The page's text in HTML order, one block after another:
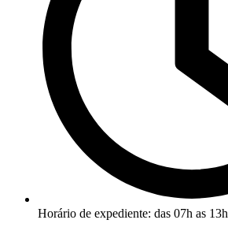
Horário de expediente: das 07h as 13h